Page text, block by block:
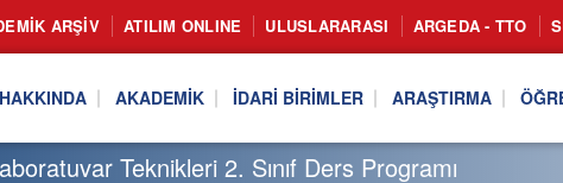
ARŞIV ATILIM ONLINE ULUSLARARASI ARGEDA - TTO
AKADEMIK İDARI BIRIMLER ARAŞTIRMA
Teknikleri 2. Sınıf Ders Programı